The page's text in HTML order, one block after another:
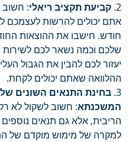
2. קביעת תקציב ריאלי:
אתם יכולים להרשות לעצמכם
חודש. חישבו את ההוצאות
שלכם וכמה נשאר לכם לשירות
יעזור לכם להבין את הגבול
ההלוואה שאתם יכולים לקחת.
3. בחינת התנאים השונים של
המשכנתא: חשוב לשקול לא
הריבית, אלא גם תנאים
למקרה של מימוש מוקדם של